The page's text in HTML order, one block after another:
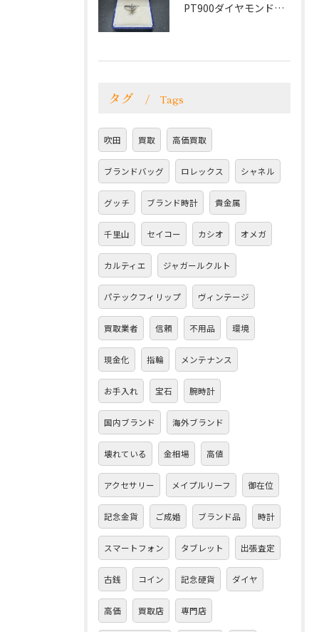
PT900ダイヤモンドリングをお買取致しました！
タグ Tags
吹田 買取 高価買取
ブランドバッグ ロレックス シャネル
グッチ ブランド時計 貴金属
千里山 セイコー カシオ オメガ
カルティエ ジャガールクルト
パテックフィリップ ヴィンテージ
買取業者 信頼 不用品 環境
現金化 指輪 メンテナンス
お手入れ 宝石 腕時計
国内ブランド 海外ブランド
壊れている 金相場 高値
アクセサリー メイプルリーフ 御在位
記念金貨 ご成婚 ブランド品 時計
スマートフォン タブレット 出張査定
古銭 コイン 記念硬貨 ダイヤ
高価 買取店 専門店